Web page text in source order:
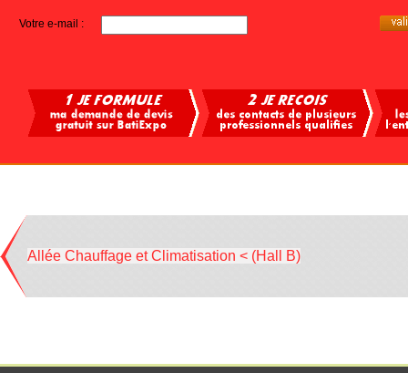
Votre e-mail :
Allée Chauffage et Climatisation < (Hall B)